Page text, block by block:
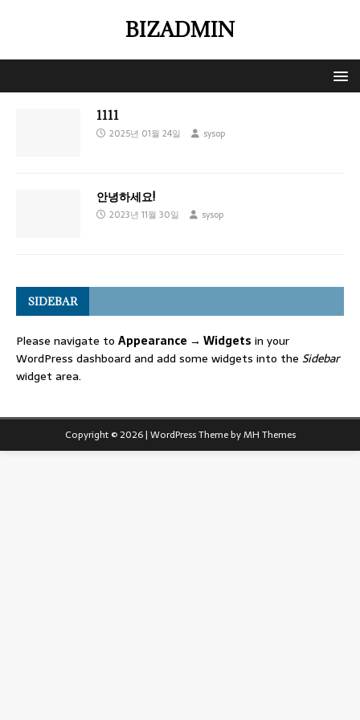
BIZADMIN
1111
2025년 01월 24일 sysop
안녕하세요!
2023년 11월 30일 sysop
SIDEBAR
Please navigate to Appearance → Widgets in your
WordPress dashboard and add some widgets into the Sidebar
widget area.
Copyright © 2026 | WordPress Theme byMH Themes